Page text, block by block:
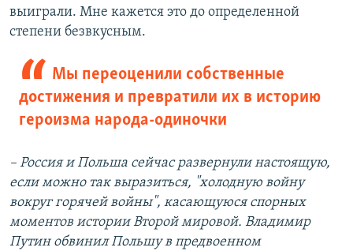
выиграли. Мне кажется это до определенной
степени безвкусным.
Мы переоценили собственные
достижения и превратили их в историю
героизма народа-одиночки
– Россия и Польша сейчас развернули настоящую,
если можно так выразиться, "холодную войну
вокруг горячей войны", касающуюся спорных
моментов истории Второй мировой. Владимир
Путин обвинил Польшу в предвоенном